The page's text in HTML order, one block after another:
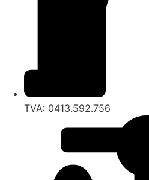
TVA: 0413.592.756